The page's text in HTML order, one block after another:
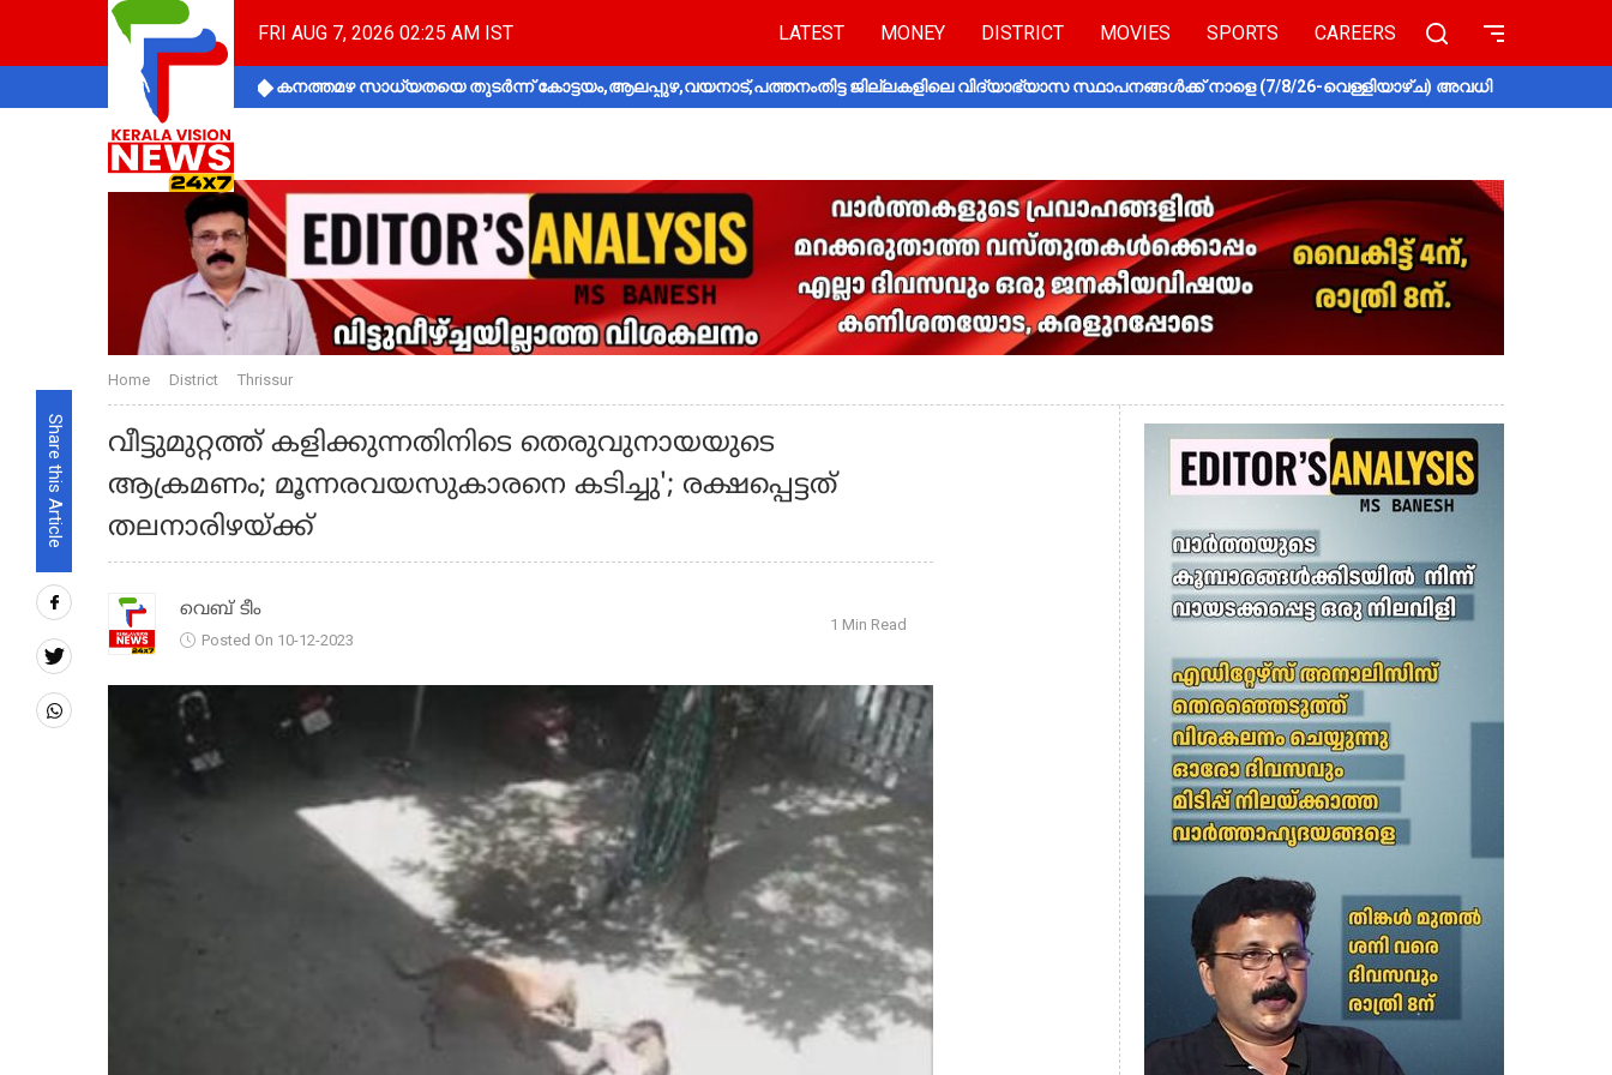
FRI AUG 7, 2026 02:25 AM IST LATEST MONEY DISTRICT MOVIES SPORTS CAREERS
കനത്തമഴ സാധ്യതയെ തുടർന്ന് കോട്ടയം,ആലപ്പുഴ,വയനാട്,പത്തനംതിട്ട ജില്ലകളിലെ വിദ്യാഭ്യാസ സ്ഥാപനങ്ങൾക്ക് നാളെ (7/8/26-വെള്ളിയാഴ്ച) അവധി
Share this Article
Home District Thrissur
വീട്ടുമുറ്റത്ത് കളിക്കുന്നതിനിടെ തെരുവുനായയുടെ
ആക്രമണം; മൂന്നരവയസുകാരനെ കടിച്ചു'; രക്ഷപ്പെട്ടത്
തലനാരിഴയ്ക്ക്
വെബ് ടീം
Posted On 10-12-2023
1 Min Read